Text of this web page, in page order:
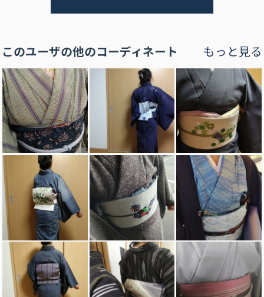
このユーザの他のコーディネート もっと見る